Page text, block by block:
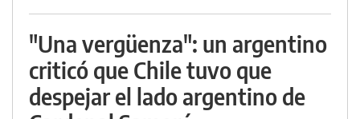
"Una vergüenza": un argentino
criticó que Chile tuvo que
despejar el lado argentino de